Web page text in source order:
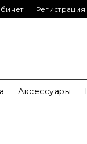
Регистрация
Аксессуары